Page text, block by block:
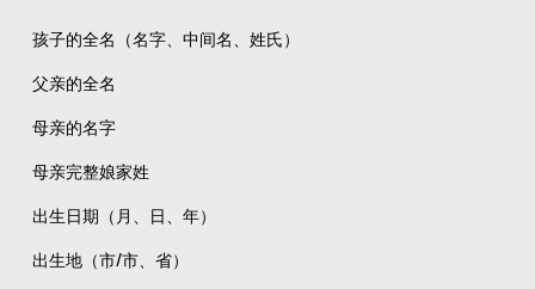
孩子的全名（名字、中间名、姓氏）
父亲的全名
母亲的名字
母亲完整娘家姓
出生日期（月、日、年）
出生地（市/市、省）